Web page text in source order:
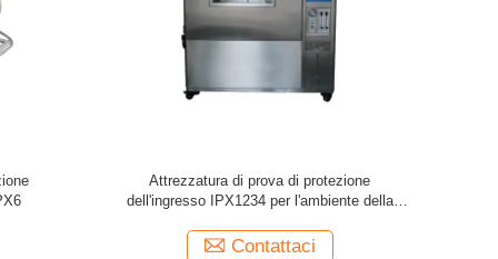
di
immersione di scossa dell'acqua ghiacciata
dell'attrezzatura di prova di protezione
Contattaci